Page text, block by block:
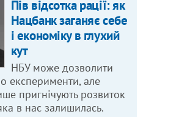
Пів відсотка рації: як
Нацбанк заганяє себе
і економіку в глухий
кут
НБУ може дозволити
експерименти, але
пригнічують розвиток
в нас залишилась.